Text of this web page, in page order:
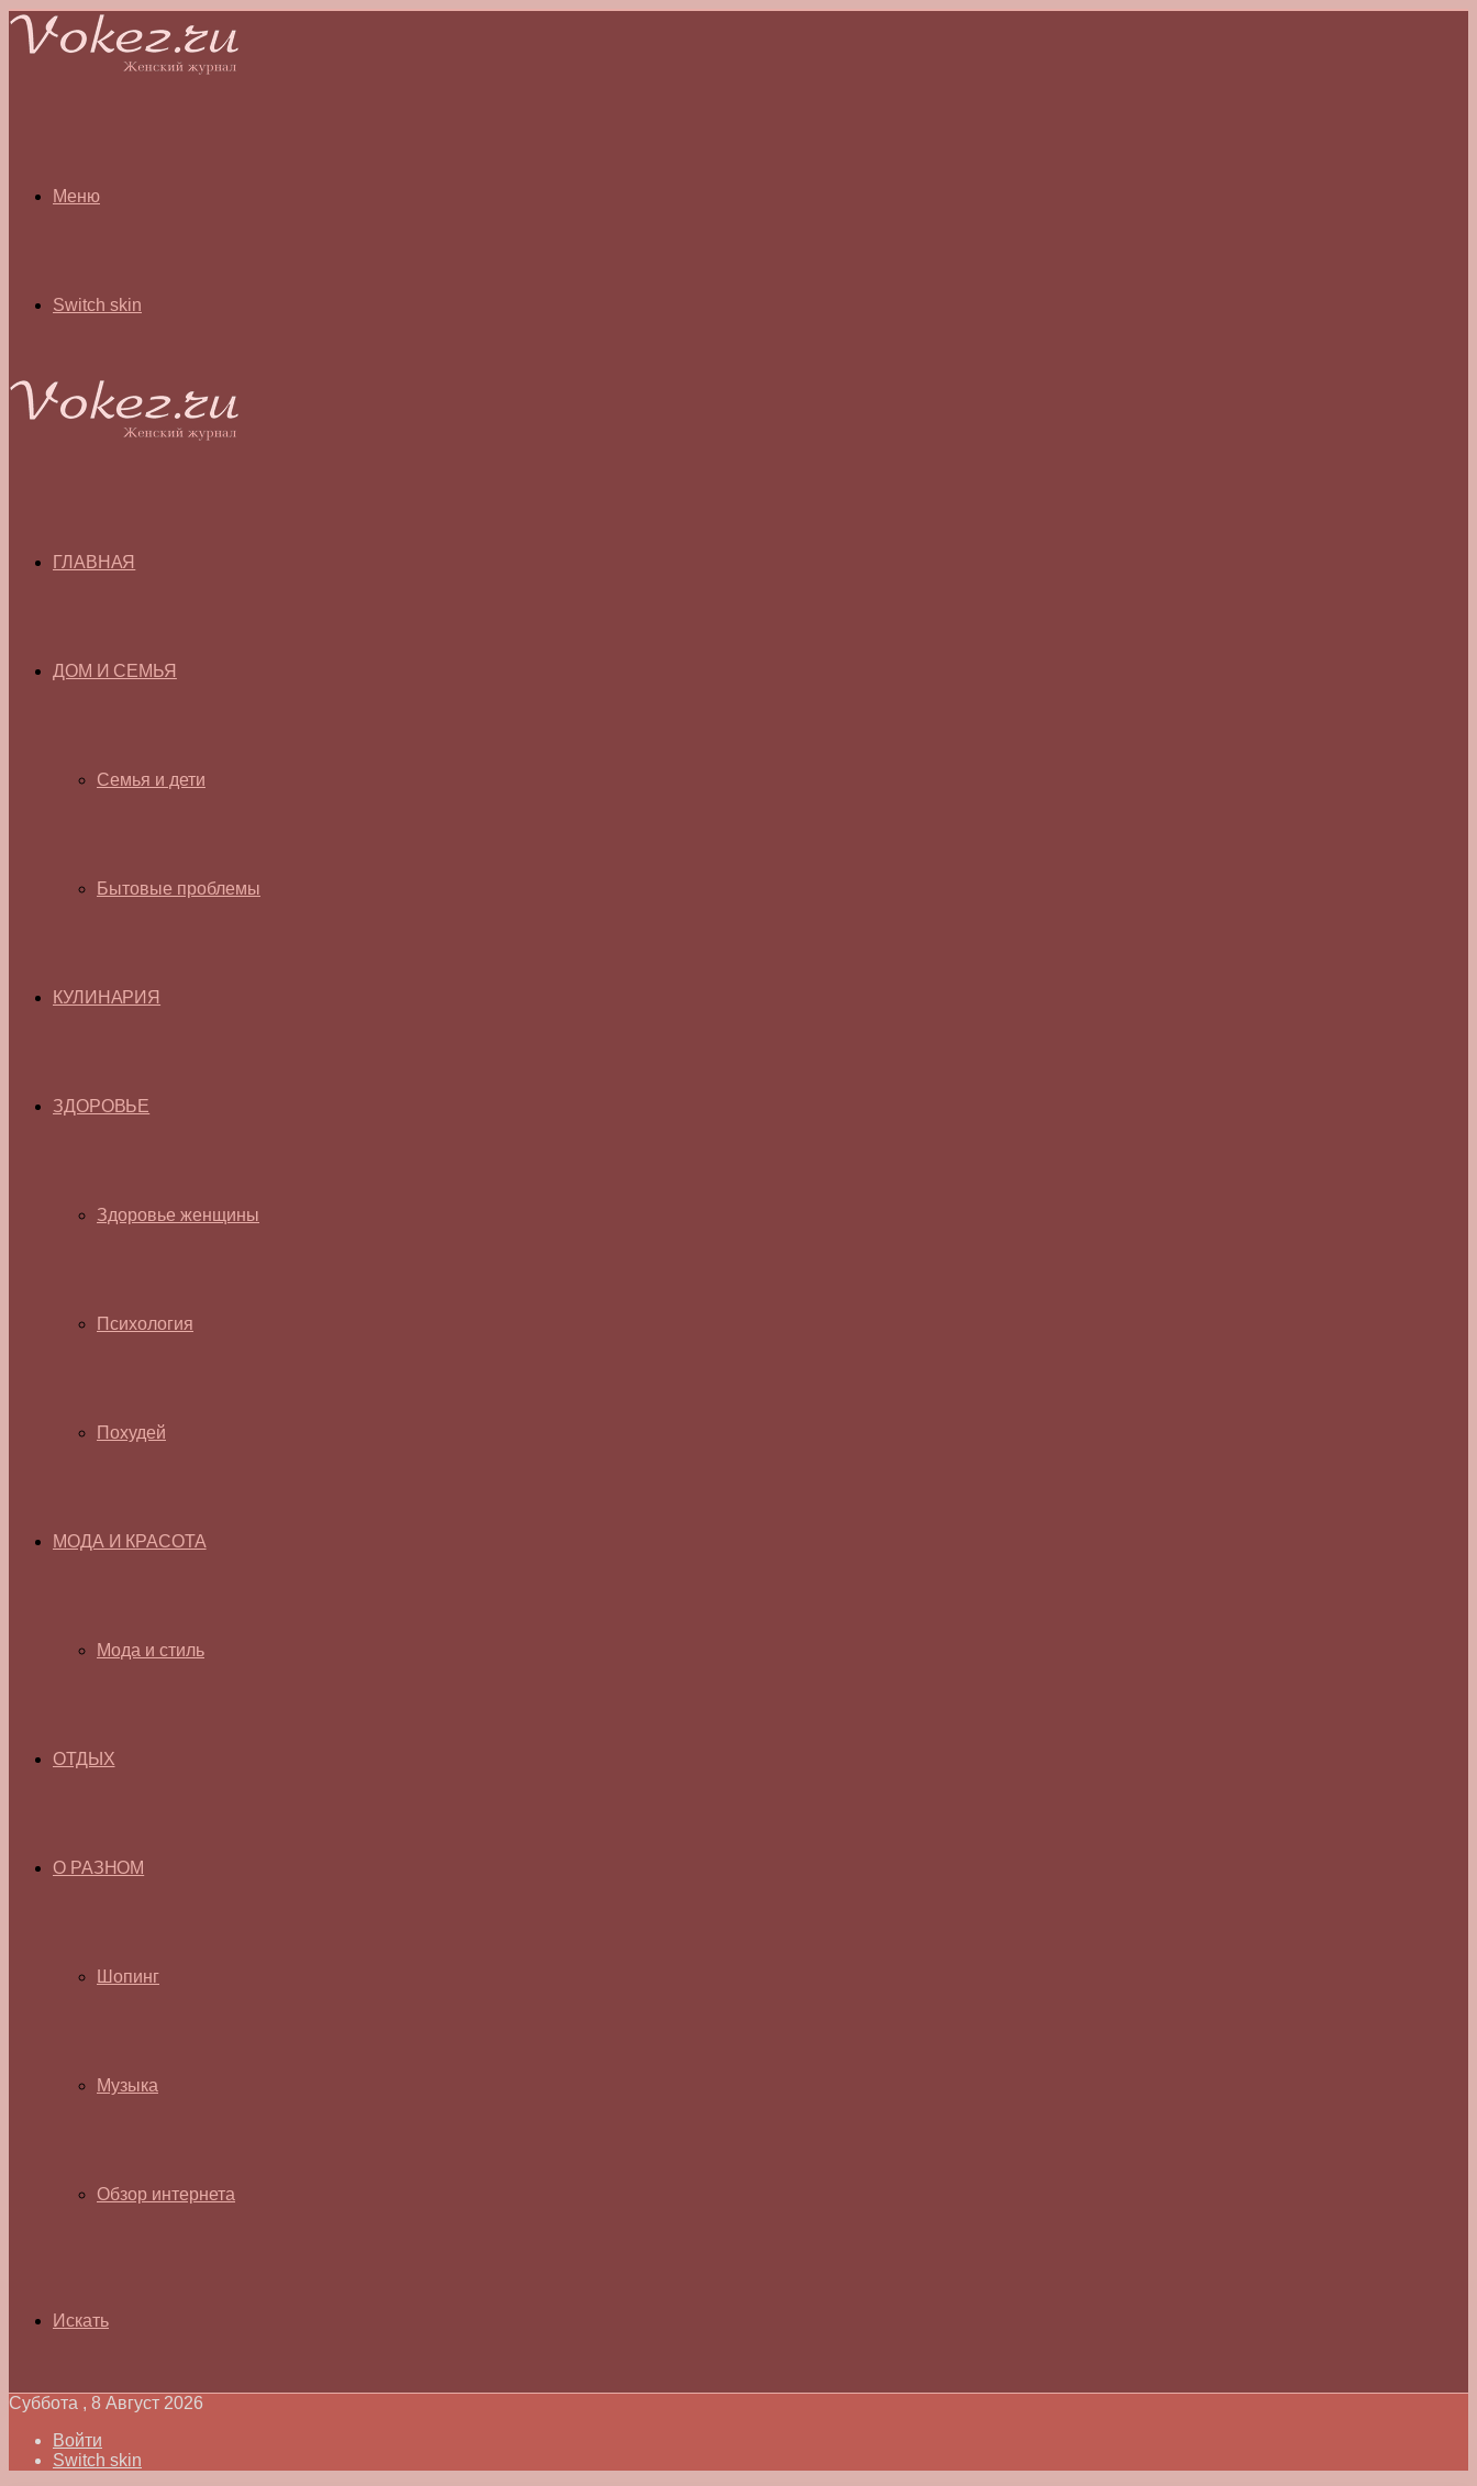
Меню
Switch skin
ГЛАВНАЯ
ДОМ И СЕМЬЯ
Семья и дети
Бытовые проблемы
КУЛИНАРИЯ
ЗДОРОВЬЕ
Здоровье женщины
Психология
Похудей
МОДА И КРАСОТА
Мода и стиль
ОТДЫХ
О РАЗНОМ
Шопинг
Музыка
Обзор интернета
Искать
Суббота , 8 Август 2026
Войти
Switch skin